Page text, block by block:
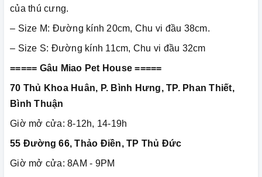
của thú cưng.
– Size M: Đường kính 20cm, Chu vi đầu 38cm.
– Size S: Đường kính 11cm, Chu vi đầu 32cm
===== Gâu Miao Pet House =====
70 Thủ Khoa Huân, P. Bình Hưng, TP. Phan Thiết,
Bình Thuận
Giờ mở cửa: 8-12h, 14-19h
55 Đường 66, Thảo Điền, TP Thủ Đức
Giờ mở cửa: 8AM - 9PM